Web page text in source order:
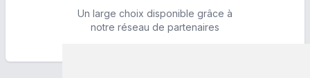
Un large choix disponible grâce à
notre réseau de partenaires